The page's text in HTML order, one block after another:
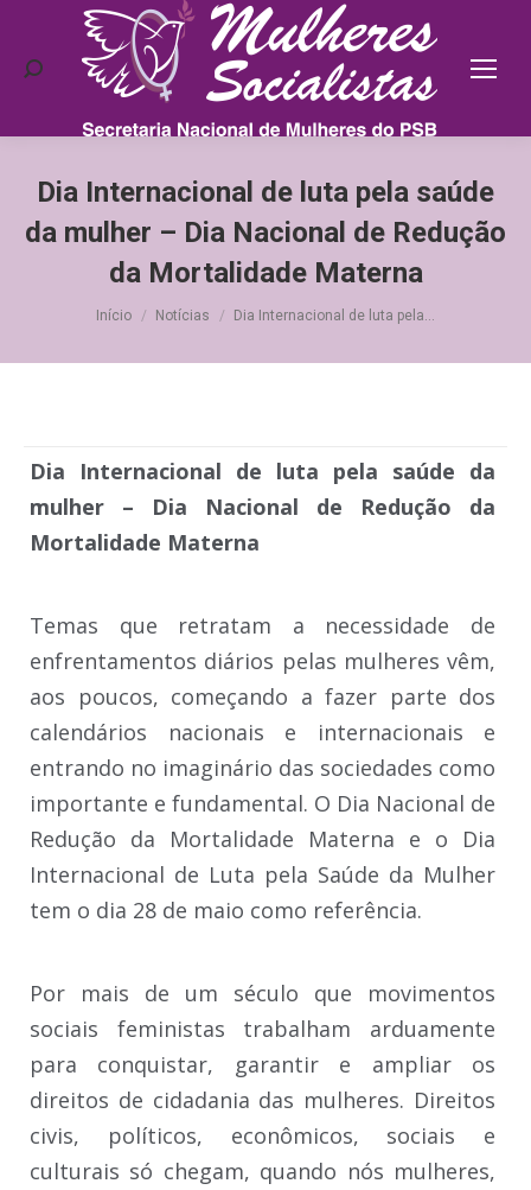
Search:
Dia Internacional de luta pela saúde
da mulher – Dia Nacional de Redução
da Mortalidade Materna
Você está aqui:
Início Notícias Dia Internacional de luta pela…
Dia Internacional de luta pela saúde da
mulher – Dia Nacional de Redução da
Mortalidade Materna
Temas que retratam a necessidade de
enfrentamentos diários pelas mulheres vêm,
aos poucos, começando a fazer parte dos
calendários nacionais e internacionais e
entrando no imaginário das sociedades como
importante e fundamental. O Dia Nacional de
Redução da Mortalidade Materna e o Dia
Internacional de Luta pela Saúde da Mulher
tem o dia 28 de maio como referência.
Por mais de um século que movimentos
sociais feministas trabalham arduamente
para conquistar, garantir e ampliar os
direitos de cidadania das mulheres. Direitos
civis, políticos, econômicos, sociais e
culturais só chegam, quando nós mulheres,